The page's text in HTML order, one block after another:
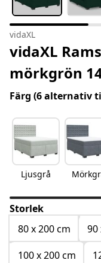
vidaXL
vidaXL
mörkgrön
Färg (6 alternativ
Ljusgrå
Storlek
80 x 200 cm
90
100 x 200 cm